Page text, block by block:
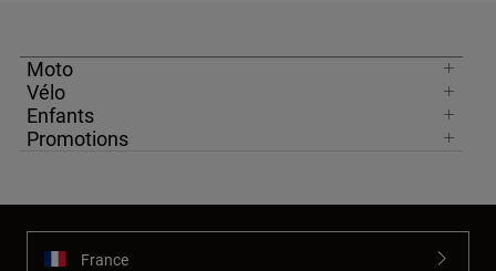
Moto
Vélo
Enfants
Promotions
France